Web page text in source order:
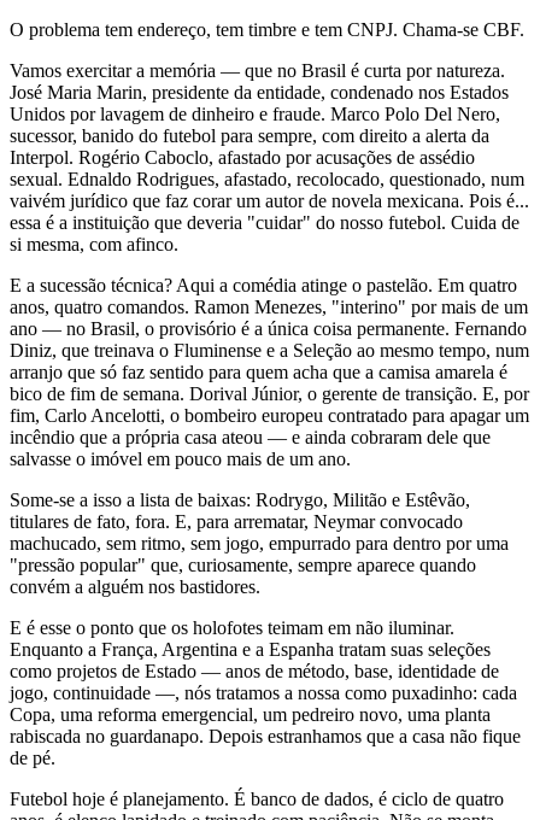
O problema tem endereço, tem timbre e tem CNPJ. Chama-se CBF.
Vamos exercitar a memória — que no Brasil é curta por natureza.
José Maria Marin, presidente da entidade, condenado nos Estados
Unidos por lavagem de dinheiro e fraude. Marco Polo Del Nero,
sucessor, banido do futebol para sempre, com direito a alerta da
Interpol. Rogério Caboclo, afastado por acusações de assédio
sexual. Ednaldo Rodrigues, afastado, recolocado, questionado, num
vaivém jurídico que faz corar um autor de novela mexicana. Pois é...
essa é a instituição que deveria "cuidar" do nosso futebol. Cuida de
si mesma, com afinco.
E a sucessão técnica? Aqui a comédia atinge o pastelão. Em quatro
anos, quatro comandos. Ramon Menezes, "interino" por mais de um
ano — no Brasil, o provisório é a única coisa permanente. Fernando
Diniz, que treinava o Fluminense e a Seleção ao mesmo tempo, num
arranjo que só faz sentido para quem acha que a camisa amarela é
bico de fim de semana. Dorival Júnior, o gerente de transição. E, por
fim, Carlo Ancelotti, o bombeiro europeu contratado para apagar um
incêndio que a própria casa ateou — e ainda cobraram dele que
salvasse o imóvel em pouco mais de um ano.
Some-se a isso a lista de baixas: Rodrygo, Militão e Estêvão,
titulares de fato, fora. E, para arrematar, Neymar convocado
machucado, sem ritmo, sem jogo, empurrado para dentro por uma
"pressão popular" que, curiosamente, sempre aparece quando
convém a alguém nos bastidores.
E é esse o ponto que os holofotes teimam em não iluminar.
Enquanto a França, Argentina e a Espanha tratam suas seleções
como projetos de Estado — anos de método, base, identidade de
jogo, continuidade —, nós tratamos a nossa como puxadinho: cada
Copa, uma reforma emergencial, um pedreiro novo, uma planta
rabiscada no guardanapo. Depois estranhamos que a casa não fique
de pé.
Futebol hoje é planejamento. É banco de dados, é ciclo de quatro